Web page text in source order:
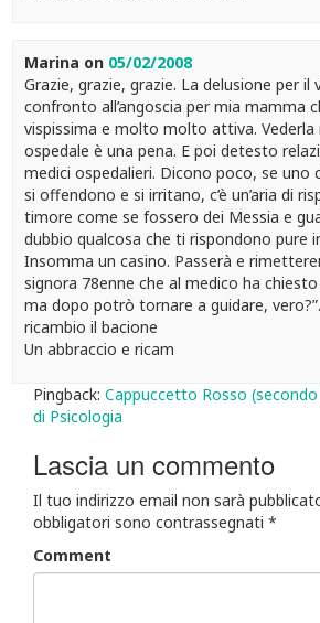
Marina on 05/02/2008
Grazie, grazie, grazie. La delusione per il
confronto all’angoscia per mia mamma
vispissima e molto molto attiva.
ospedale è una pena. E poi detesto
medici ospedalieri. Dicono poco, se uno
si offendono e si irritano, c’è un’aria di
timore come se fossero dei Messia e
dubbio qualcosa che ti rispondono pure
Insomma un casino. Passerà e
signora 78enne che al medico ha
ma dopo potrò tornare a guidare,
ricambio il bacione
Un abbraccio e ricam
Pingback: Cappuccetto Rosso
di Psicologia
Lascia un commento
Il tuo indirizzo email non sarà
obbligatori sono contrassegnati *
Comment